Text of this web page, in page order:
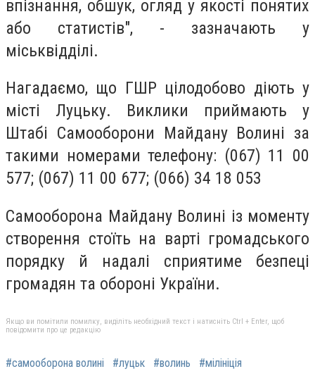
впізнання, обшук, огляд у якості понятих
або статистів", - зазначають у
міськвідділі.
Нагадаємо, що ГШР цілодобово діють у
місті Луцьку. Виклики приймають у
Штабі Самооборони Майдану Волині за
такими номерами телефону: (067) 11 00
577; (067) 11 00 677; (066) 34 18 053
Самооборона Майдану Волині із моменту
створення стоїть на варті громадського
порядку й надалі сприятиме безпеці
громадян та обороні України.
Якщо ви помітили помилку, виділіть необхідний текст і натисніть Ctrl + Enter, щоб
повідомити про це редакцію
#самооборона волині #луцьк #волинь #мілініція